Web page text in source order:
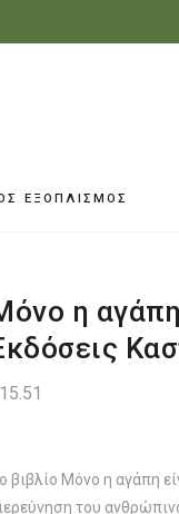
ΕΞΟΠΛΙΣΜΟΣ
η αγάπη
15.51
βιβλίο Μόνο η αγάπη
του